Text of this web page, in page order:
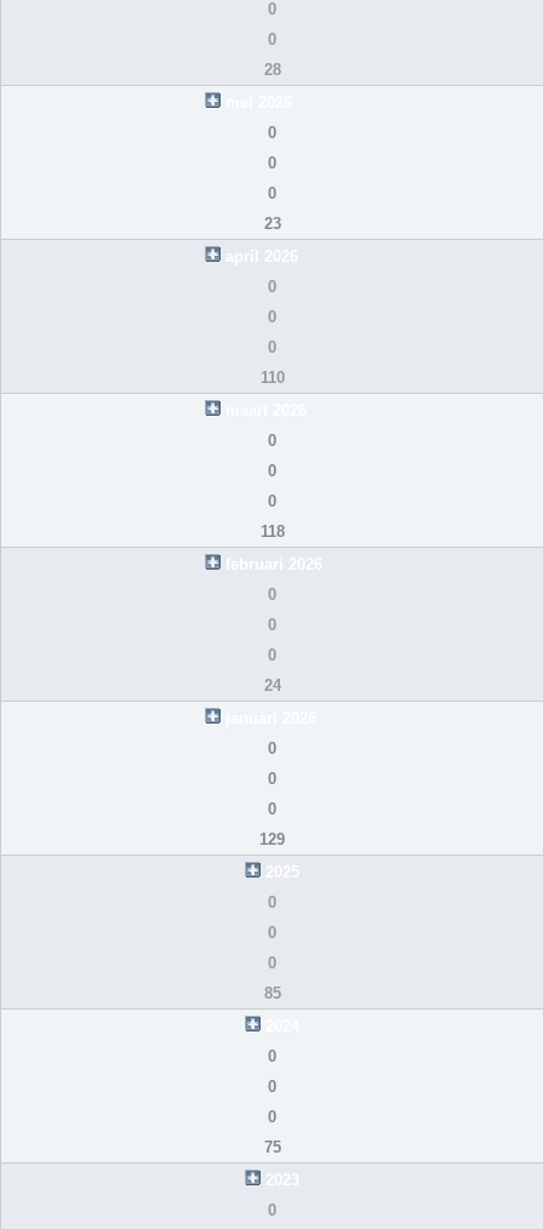
0
0
28
0
0
0
23
april 2026
0
0
0
110
0
0
0
118
februari 2026
0
0
0
24
0
0
0
129
2025
0
0
0
85
0
0
0
75
2023
0